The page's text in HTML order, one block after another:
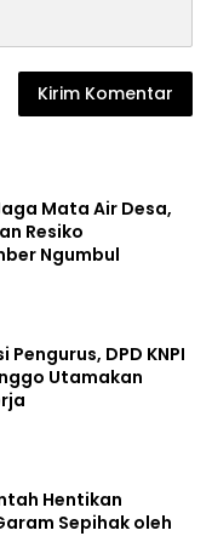
Mata Air Desa,
Resiko
Ngumbul
DPD KNPI
Utamakan
Hentikan
Sepihak oleh